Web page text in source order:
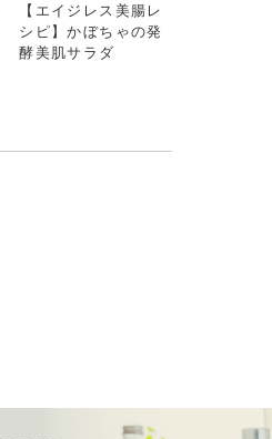
【エイジレス美腸レ
シピ】かぼちゃの発
酵美肌サラダ